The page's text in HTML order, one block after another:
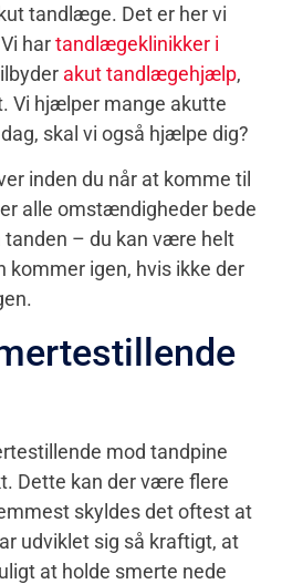
tandlæge. Det er her vi
hartandlægeklinikker i
akut tandlægehjælp,
Vi hjælper mange akutte
skal vi også hjælpe dig?
inden du når at komme til
alle omstændigheder bede
– du kan være helt
kommer igen, hvis ikke der
mod tandpine
Dette kan der være flere
skyldes det oftest at
udviklet sig så kraftigt, at
at holde smerte nede